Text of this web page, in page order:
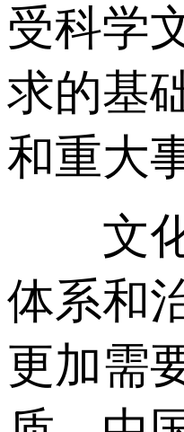
受科学
求的基
和重大
文化
体系和
更加需